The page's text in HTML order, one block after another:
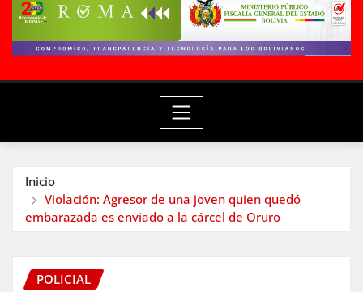
Inicio
Violación: Agresor de una joven quien quedó
embarazada es enviado a la cárcel de Oruro
POLICIAL